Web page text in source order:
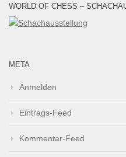
WORLD OF CHESS –
META
Anmelden
Eintrags-Feed
Kommentar-Feed